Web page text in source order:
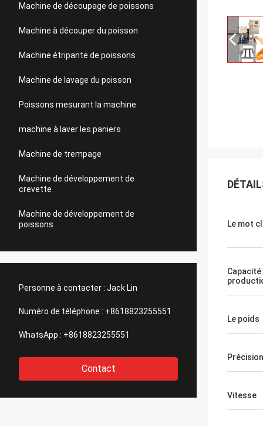
Machine de découpage de poissons
Machine à découper du poisson
Machine étripante de poissons
Machine de lavage du poisson
Poissons mesurant la machine
machine à laver les paniers
Machine de trempage
Machine de développement de
crevette
Machine de développement de
poissons
Personne à contacter : Jack Lin
Numéro de téléphone : +8618823255551
WhatsApp : +8618823255551
Contact
Le mot
Capacité
Le poids
Précision
Vitesse